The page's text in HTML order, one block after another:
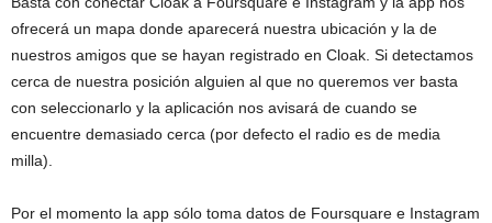
ofrecerá un mapa donde aparecerá nuestra ubicación y la de
nuestros amigos que se hayan registrado en Cloak. Si detectamos
cerca de nuestra posición alguien al que no queremos ver basta
con seleccionarlo y la aplicación nos avisará de cuando se
encuentre demasiado cerca (por defecto el radio es de media
milla).
Por el momento la app sólo toma datos de Foursquare e Instagram